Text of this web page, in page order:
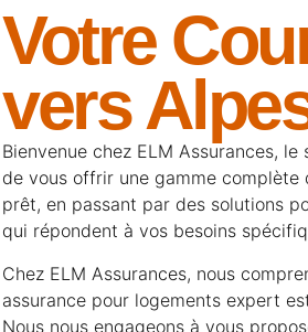
Votre
vers
Bienvenue chez ELM Assurances, le
de vous offrir une gamme complète
prêt, en passant par des solutions
qui répondent à vos besoins
Chez ELM Assurances, nous
assurance pour logements expert
Nous nous engageons à vous